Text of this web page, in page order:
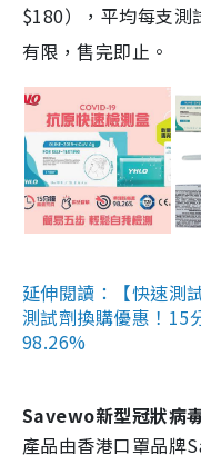
$180），平均每支測
有限，售完即止。
延伸閱讀：【快速測
測試劑換購優惠！15
98.26%
Savewo新型冠狀病
產品由香港口罩品牌